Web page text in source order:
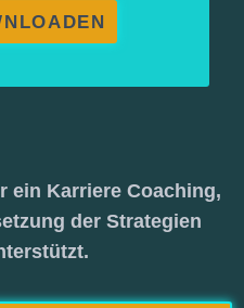
ein Karriere Coaching,
der Strategien